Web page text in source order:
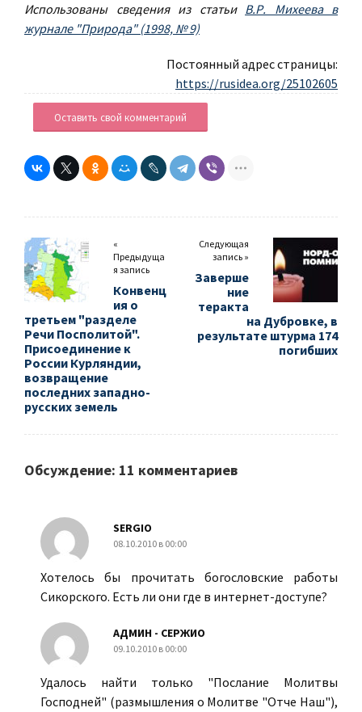
Использованы сведения из статьи В.Р. Михеева в
журнале "Природа" (1998, № 9)
Постоянный адрес страницы:
https://rusidea.org/25102605
Оставить свой комментарий
«
Предыдуща
я запись
Конвенц
ия о
третьем "разделе
Речи Посполитой".
Присоединение к
России Курляндии,
возвращение
последних западно-
русских земель
Следующая
запись »
Заверше
ние
теракта
на Дубровке, в
результате штурма 174
погибших
Обсуждение: 11 комментариев
SERGIO
08.10.2010 в 00:00
Хотелось бы прочитать богословские работы
Сикорского. Есть ли они где в интернет-доступе?
АДМИН - СЕРЖИО
09.10.2010 в 00:00
Удалось найти только "Послание Молитвы
Господней" (размышления о Молитве "Oтче Наш"),